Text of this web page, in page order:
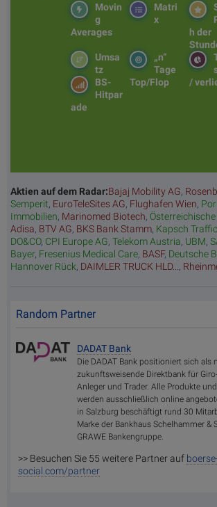
h der
Matri
x
Movin
g
Averages
/
„n“
Tage
Top/Flop
Umsa
tz
BS-
Hitpar
ade
Aktien auf dem Radar:Bajaj Mobility AG,
Semperit, EuroTeleSites AG, Flughafen Wien,
Immobilien, Marinomed Biotech,
Adisa, BTV AG, BKS Bank Stamm, Kapsch
DO&CO, CPI Europe AG, Telekom Austria, UBM,
Bayer, Fresenius Medical Care, BASF, Deutsche
Hannover Rück, DAIMLER TRUCK HLD... ,
Random Partner
DADAT Bank
Die DADAT Bank positioniert sich als
zukunftsweisende Direktbank für
Anleger und Trader. Alle Produkte
werden ausschließlich online
in Salzburg beschäftigt rund 30
Marke der Bankhaus Schelhammer &
GRAWE Bankengruppe.
>> Besuchen Sie 55 weitere Partner auf
social.com/partner